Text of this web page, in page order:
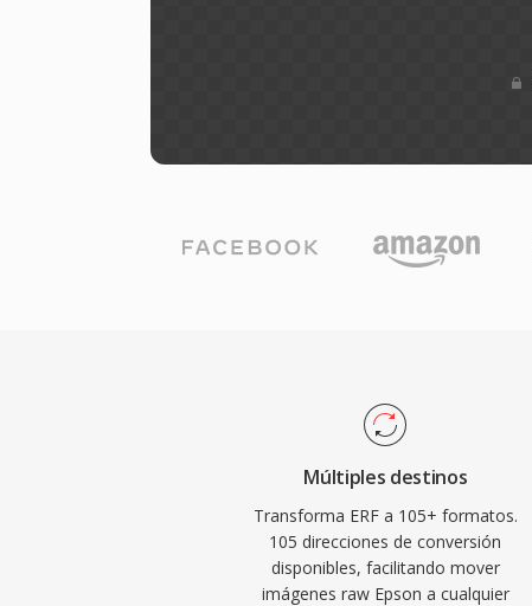
Múltiples destinos
Transforma ERF a 105+ formatos.
105 direcciones de conversión
disponibles, facilitando mover
imágenes raw Epson a cualquier